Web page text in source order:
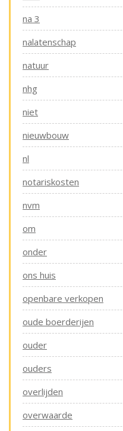
na 3
nalatenschap
natuur
nhg
niet
nieuwbouw
nl
notariskosten
nvm
om
onder
ons huis
openbare verkopen
oude boerderijen
ouder
ouders
overlijden
overwaarde